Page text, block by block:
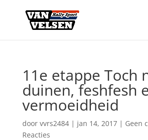
11e etappe Toch
duinen, feshfesh
vermoeidheid
door vvrs2484| jan 14, 2017| Geen
Reacties